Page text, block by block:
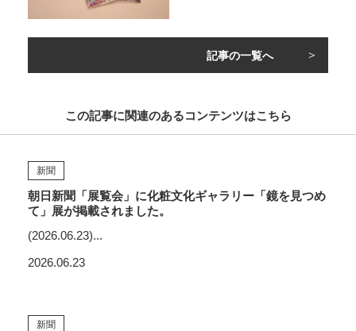
記事の一覧へ
この記事に関連のあるコンテンツはこちら
新聞
朝日新聞「展覧会」に化粧文化ギャラリー「鏡を見つめ
て」展が掲載されました。
(2026.06.23)...
2026.06.23
新聞